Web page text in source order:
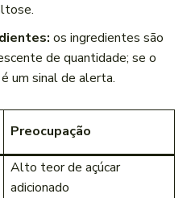
os ingredientes são
de quantidade; se o
um sinal de alerta.
Preocupação
Alto teor de açúcar
adicionado